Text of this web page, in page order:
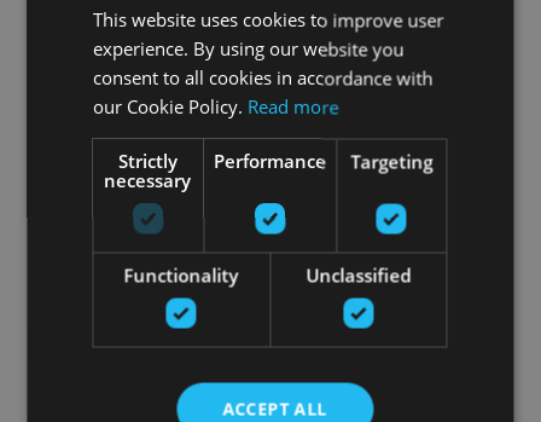
SENSO® BALANCE HEDGEHOG GEO SET OF 2
От 31.90
добавить в корзину
This website uses cookies to improve user
experience. By using our website you
consent to all cookies in accordance with
our Cookie Policy. Read more
Strictly
necessary
Performance Targeting
Functionality Unclassified
ACCEPT ALL